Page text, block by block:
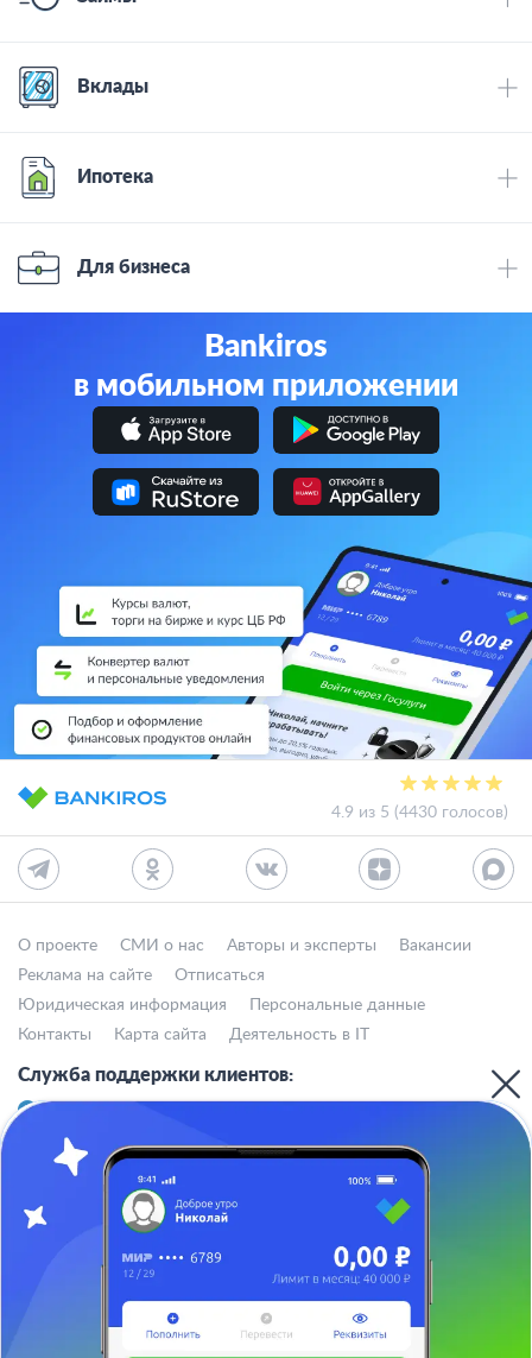
Вклады
Ипотека
Для бизнеса
Bankiros
в мобильном приложении
4.9 из 5 (4430 голосов)
О проекте СМИ о нас Авторы и эксперты
Вакансии
Реклама на сайте
Отписаться
Юридическая информация
Персональные данные
Контакты
Карта сайта Деятельность в IT
Служба поддержки клиентов:
В Max
В Телеграм
8 (800) 777-98-47
Пн-пт с 10:00 до 17:00
117342, Москва, ул. Бутлерова, дом 17,
БЦ Neo Geo, офис 4070
Отписаться